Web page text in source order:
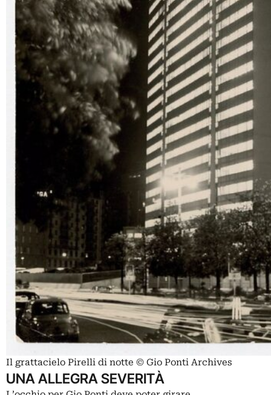
Il grattacielo Pirelli di notte © Gio Ponti Archives
UNA ALLEGRA SEVERITÀ